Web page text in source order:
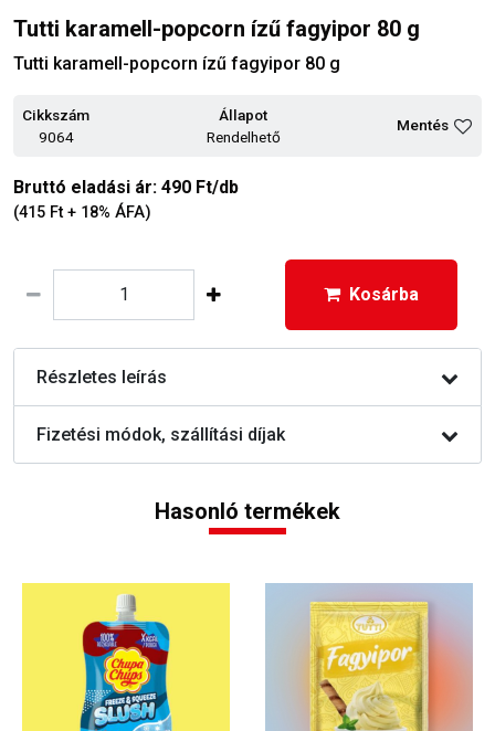
Tutti karamell-popcorn ízű fagyipor 80 g
Tutti karamell-popcorn ízű fagyipor 80 g
Cikkszám
9064
Állapot
Rendelhető
Mentés
Bruttó eladási ár: 490 Ft/db
(415 Ft + 18% ÁFA)
Kosárba
Részletes leírás
Fizetési módok, szállítási díjak
Hasonló termékek